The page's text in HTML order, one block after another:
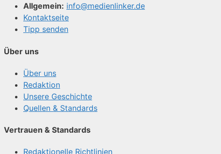
Allgemein: info@medienlinker.de
Kontaktseite
Tipp senden
Über uns
Über uns
Redaktion
Unsere Geschichte
Quellen & Standards
Vertrauen & Standards
Redaktionelle Richtlinien